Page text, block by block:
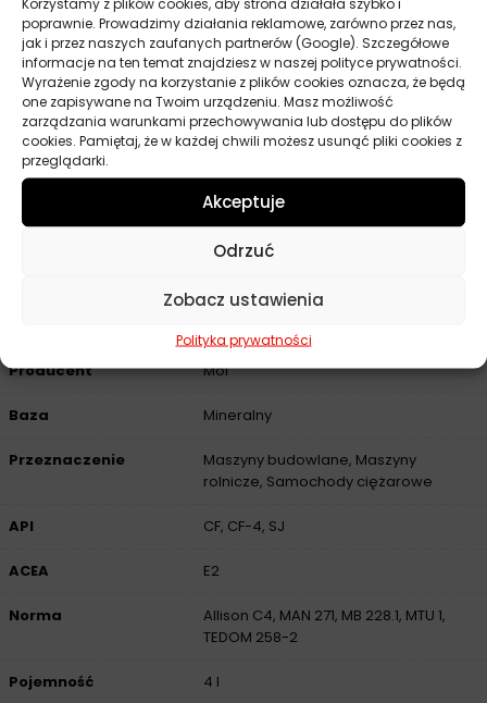
poprawnie. Prowadzimy działania reklamowe, zarówno przez nas,
jak i przez naszych zaufanych partnerów (Google). Szczegółowe
informacje na ten temat znajdziesz w naszej polityce prywatności.
Wyrażenie zgody na korzystanie z plików cookies oznacza, że będą
one zapisywane na Twoim urządzeniu. Masz możliwość
zarządzania warunkami przechowywania lub dostępu do plików
cookies. Pamiętaj, że w każdej chwili możesz usunąć pliki cookies z
przeglądarki.
Akceptuje
Odrzuć
Zobacz ustawienia
Polityka prywatności
Lepkość kinematyczna w temperaturze 40°C: 113,1 mm²/s
Lepkość kinematyczna w temperaturze 100°C: 15,0 mm²/s
Wskaźnik lepkości: 138
Temperatura płynięcia: -30°C
Temperatura zapłonu (Cleveland): 230°C
Liczba zasadowa: 7,6 mg KOH/g
Okres przechowywania w oryginalnym opakowaniu: 60
miesięcy
Parametry techniczne
Producent Mol
Baza Mineralny
Przeznaczenie
Maszyny budowlane, Maszyny
rolnicze, Samochody ciężarowe
API CF, CF-4, SJ
ACEA E2
Norma
Allison C4, MAN 271, MB 228.1, MTU 1,
TEDOM 258-2
Pojemność 4 l